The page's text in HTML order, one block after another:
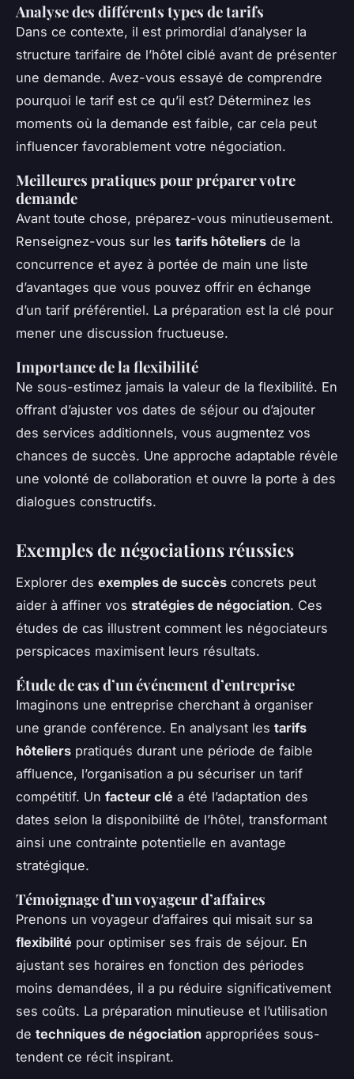
Analyse des différents types de tarifs
Dans ce contexte, il est primordial d’analyser la
structure tarifaire de l’hôtel ciblé avant de présenter
une demande. Avez-vous essayé de comprendre
pourquoi le tarif est ce qu’il est? Déterminez les
moments où la demande est faible, car cela peut
influencer favorablement votre négociation.
Meilleures pratiques pour préparer votre
demande
Avant toute chose, préparez-vous minutieusement.
Renseignez-vous sur les tarifs hôteliers de la
concurrence et ayez à portée de main une liste
d’avantages que vous pouvez offrir en échange
d’un tarif préférentiel. La préparation est la clé pour
mener une discussion fructueuse.
Importance de la flexibilité
Ne sous-estimez jamais la valeur de la flexibilité. En
offrant d’ajuster vos dates de séjour ou d’ajouter
des services additionnels, vous augmentez vos
chances de succès. Une approche adaptable révèle
une volonté de collaboration et ouvre la porte à des
dialogues constructifs.
Exemples de négociations réussies
Explorer des exemples de succès concrets peut
aider à affiner vos stratégies de négociation. Ces
études de cas illustrent comment les négociateurs
perspicaces maximisent leurs résultats.
Étude de cas d’un événement d’entreprise
Imaginons une entreprise cherchant à organiser
une grande conférence. En analysant les tarifs
hôteliers pratiqués durant une période de faible
affluence, l’organisation a pu sécuriser un tarif
compétitif. Un facteur clé a été l’adaptation des
dates selon la disponibilité de l’hôtel, transformant
ainsi une contrainte potentielle en avantage
stratégique.
Témoignage d’un voyageur d’affaires
Prenons un voyageur d’affaires qui misait sur sa
flexibilité pour optimiser ses frais de séjour. En
ajustant ses horaires en fonction des périodes
moins demandées, il a pu réduire significativement
ses coûts. La préparation minutieuse et l’utilisation
de techniques de négociation appropriées sous-
tendent ce récit inspirant.